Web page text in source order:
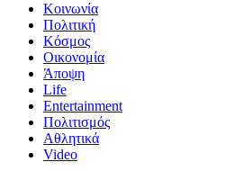
Κοινωνία
Πολιτική
Κόσμος
Οικονομία
Άποψη
Life
Entertainment
Πολιτισμός
Αθλητικά
Video